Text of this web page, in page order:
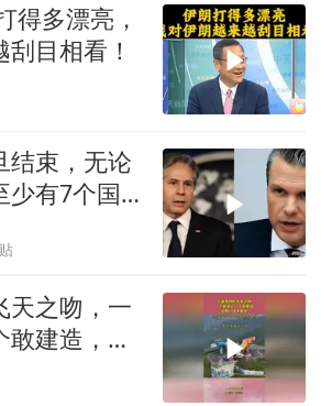
得多漂亮，
目相看！
结束，无论
少有7个国
天之吻，一
建造，还